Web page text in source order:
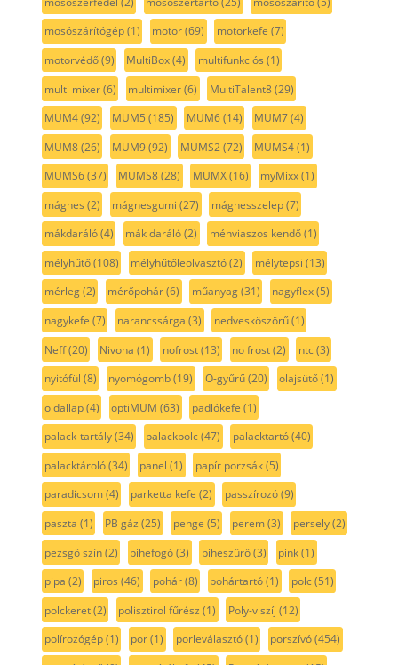
mosószárítógép(1) motor(69) motorkefe (7)
motorvédő(9) MultiBox(4) multifunkciós (1)
multi mixer(6) multimixer(6) MultiTalent8(29)
MUM4(92) MUM5 (185) MUM6(14) MUM7(4)
MUM8(26) MUM9(92) MUMS2(72) MUMS4(1)
MUMS6(37) MUMS8(28) MUMX(16) myMixx(1)
mágnes (2) mágnesgumi (27) mágnesszelep(7)
mákdaráló(4) mák daráló(2) méhviaszos kendő(1)
mélyhűtő(108) mélyhűtőleolvasztó(2) mélytepsi (13)
mérleg(2) mérőpohár(6) műanyag(31) nagyflex(5)
nagykefe (7) narancssárga (3) nedvesköszörű(1)
Neff(20) Nivona (1) nofrost(13) no frost(2) ntc(3)
nyitófül (8) nyomógomb(19) O-gyűrű(20) olajsütő(1)
oldallap(4) optiMUM (63) padlókefe (1)
palack-tartály(34) palackpolc(47) palacktartó(40)
palacktároló(34) panel (1) papír porzsák(5)
paradicsom(4) parketta kefe (2) passzírozó(9)
paszta (1) PB gáz (25) penge (5) perem(3) persely(2)
pezsgő szín(2) pihefogó(3) piheszűrő(3) pink(1)
pipa (2) piros (46) pohár(8) pohártartó(1) polc(51)
polckeret(2) polisztirol fűrész (1) Poly-v szíj (12)
polírozógép(1) por(1) porleválasztó(1) porszívó(454)